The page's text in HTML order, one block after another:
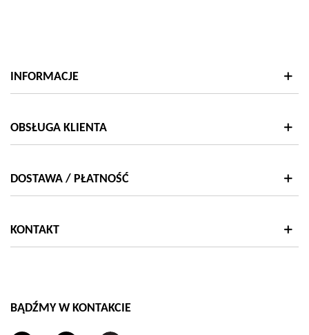
INFORMACJE
OBSŁUGA KLIENTA
DOSTAWA / PŁATNOŚĆ
KONTAKT
BĄDŹMY W KONTAKCIE